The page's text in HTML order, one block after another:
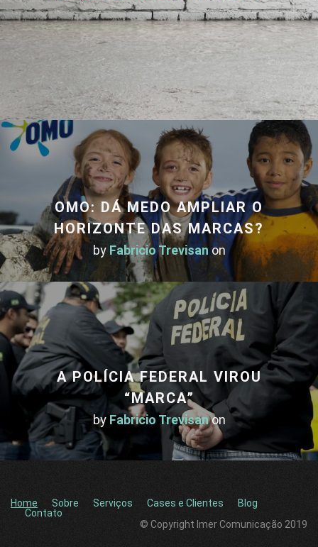
OMO: DÁ MEDO AMPLIAR O
HORIZONTE DAS MARCAS?
by Fabricio Trevisanon
A POLÍCIA FEDERAL VIROU
“MARCA”
by Fabricio Trevisanon
Home Sobre Serviços Cases e Clientes
Blog
Contato
© Copyright Imer Comunicação 2019